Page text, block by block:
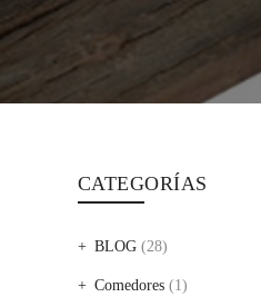
CATEGORÍAS
BLOG(28)
Comedores(1)